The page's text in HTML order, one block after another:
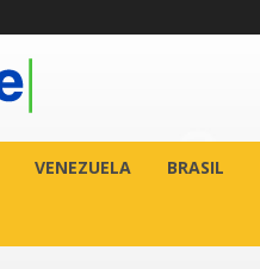
VENEZUELA BRASIL